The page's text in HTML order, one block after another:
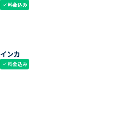
check料金込み
インカ
check料金込み